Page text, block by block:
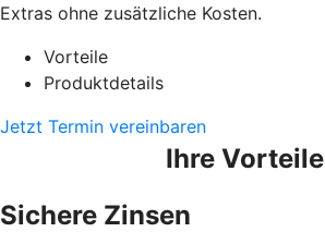
Extras ohne zusätzliche Kosten.
Vorteile
Produktdetails
Jetzt Termin vereinbaren
Ihre Vorteile
Sichere Zinsen